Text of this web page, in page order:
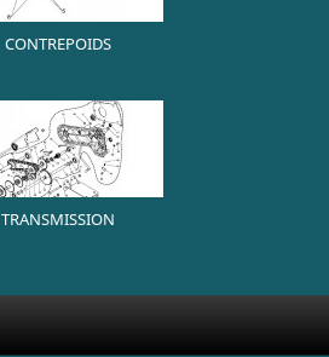
CONTREPOIDS
TRANSMISSION